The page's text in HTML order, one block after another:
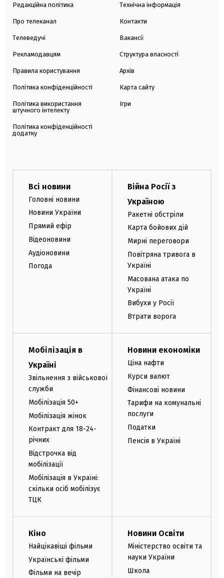
Редакційна політика
Про телеканал
Телеведучі
Рекламодавцям
Правила користування
Політика конфіденційності
Політика використання
штучного інтелекту
Політика конфіденційності
додатку
Технічна інформація
Контакти
Вакансії
Структура власності
Архів
Карта сайту
Ігри
Всі новини
Головні новини
Новини України
Прямий ефір
Відеоновини
Аудіоновини
Погода
Війна Росії з
Україною
Ракетні обстріли
Карта бойових дій
Мирні переговори
Повітряна тривога в
Україні
Масована атака по
Україні
Вибухи у Росії
Втрати ворога
Мобілізація в
Україні
Звільнення з військової
служби
Мобілізація 50+
Мобілізація жінок
Контракт для 18-24-
річних
Відстрочка від
мобілізації
Мобілізація в Україні:
скільки осіб мобілізує
ТЦК
Новини економіки
Ціна нафти
Курси валют
Фінансові новини
Тарифи на комунальні
послуги
Податки
Пенсія в Україні
Кіно
Найцікавіші фільми
Українські фільми
Фільми на вечір
Новини Освіти
Міністерство освіти та
науки України
Школа